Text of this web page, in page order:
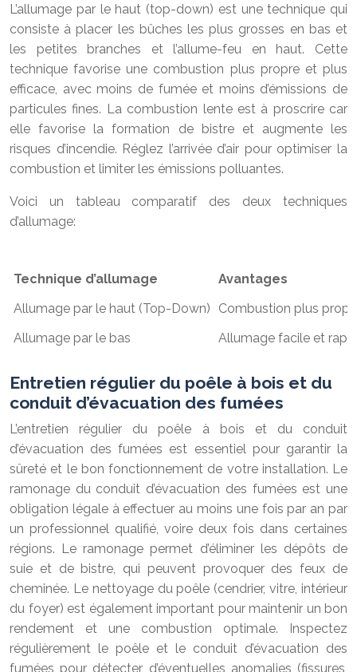
L’allumage par le haut (top-down) est une technique qui
consiste à placer les bûches les plus grosses en bas et
les petites branches et l’allume-feu en haut. Cette
technique favorise une combustion plus propre et plus
efficace, avec moins de fumée et moins d’émissions de
particules fines. La combustion lente est à proscrire car
elle favorise la formation de bistre et augmente les
risques d’incendie. Réglez l’arrivée d’air pour optimiser la
combustion et limiter les émissions polluantes.
Voici un tableau comparatif des deux techniques
d’allumage:
Technique d’allumage
Avantages
Allumage par le haut (Top-Down)
Combustion plus
Allumage par le bas
Allumage facile et
Entretien régulier du poêle à bois et du
conduit d’évacuation des fumées
L’entretien régulier du poêle à bois et du conduit
d’évacuation des fumées est essentiel pour garantir la
sûreté et le bon fonctionnement de votre installation. Le
ramonage du conduit d’évacuation des fumées est une
obligation légale à effectuer au moins une fois par an par
un professionnel qualifié, voire deux fois dans certaines
régions. Le ramonage permet d’éliminer les dépôts de
suie et de bistre, qui peuvent provoquer des feux de
cheminée. Le nettoyage du poêle (cendrier, vitre, intérieur
du foyer) est également important pour maintenir un bon
rendement et une combustion optimale. Inspectez
régulièrement le poêle et le conduit d’évacuation des
fumées pour détecter d’éventuelles anomalies (fissures,